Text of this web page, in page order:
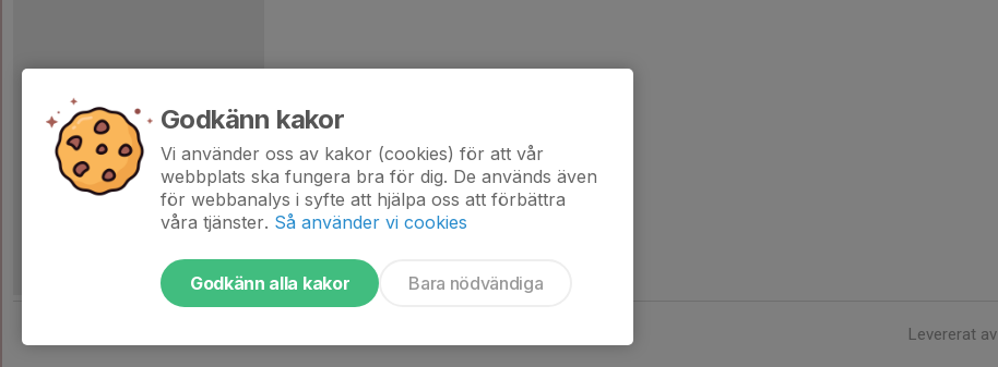
Levererat av
Godkänn kakor
Vi använder oss av kakor (cookies) för att vår
webbplats ska fungera bra för dig. De används även
för webbanalys i syfte att hjälpa oss att förbättra
våra tjänster. Så använder vi cookies
Godkänn alla kakor Bara nödvändiga